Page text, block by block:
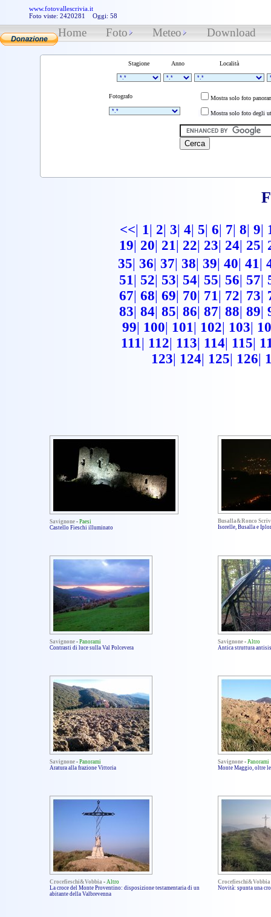
www.fotovallescrivia.it
Foto viste: 2420281 Oggi: 58
Home Foto Meteo Download
Stagione Anno Località
Fotografo Mostra solo foto
Mostra solo foto degli
<<| 1| 2| 3| 4| 5| 6| 7| 8| 9|
19| 20| 21| 22| 23| 24| 25|
35| 36| 37| 38| 39| 40| 41|
51| 52| 53| 54| 55| 56| 57|
67| 68| 69| 70| 71| 72| 73|
83| 84| 85| 86| 87| 88| 89|
99| 100| 101| 102| 103|
111| 112| 113| 114| 115|
123| 124| 125| 126|
Savignone - Paesi
Castello Fieschi illuminato
Busalla&Ronco
Isorelle, Busalla e
Savignone - Panorami
Contrasti di luce sulla Val Polcevera
Savignone - Altro
Antica struttura
Savignone - Panorami
Aratura alla frazione Vittoria
Savignone - Panorami
Monte Maggio, oltre
Crocefieschi&Vobbia - Altro
La croce del Monte Proventino: disposizione testamentaria di un
abitante della Valbrevenna
Crocefieschi&Vobbia
Novità: spunta una